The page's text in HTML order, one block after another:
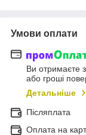
Умови оплати
Ви отримаєте
або гроші
Детальніше
Післяплата
Оплата на